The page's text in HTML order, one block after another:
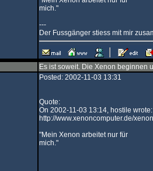
mich."
---
Der Fussgänger stiess mit mir
Es ist soweit. Die Xenon beginnen
Posted: 2002-11-03 13:31
Quote:
On 2002-11-03 13:14, hostile wrote:
http://www.xenoncomputer.de/
"Mein Xenon arbeitet nur für
mich."